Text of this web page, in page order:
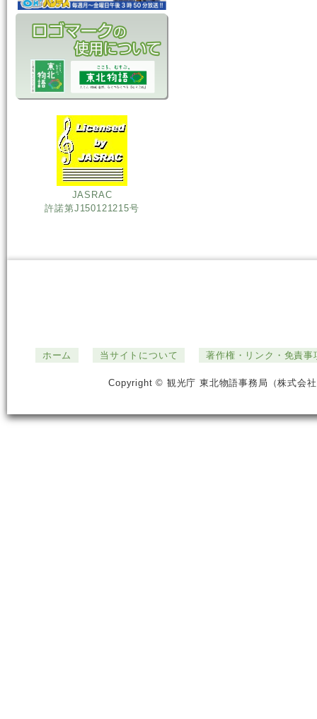
JASRAC
許諾第J150121215号
ホーム 当サイトについて 著作権・リンク・免責事
Copyright © 観光庁 東北物語事務局（株式会